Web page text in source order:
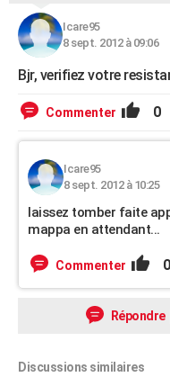
Icare95
8 sept. 2012 à 09:06
Bjr, verifiez votre
Commenter 0
Icare95
8 sept. 2012 à 10:25
laissez tomber faite
mappa en attendant...
Commenter 0
Répondre
Discussions similaires